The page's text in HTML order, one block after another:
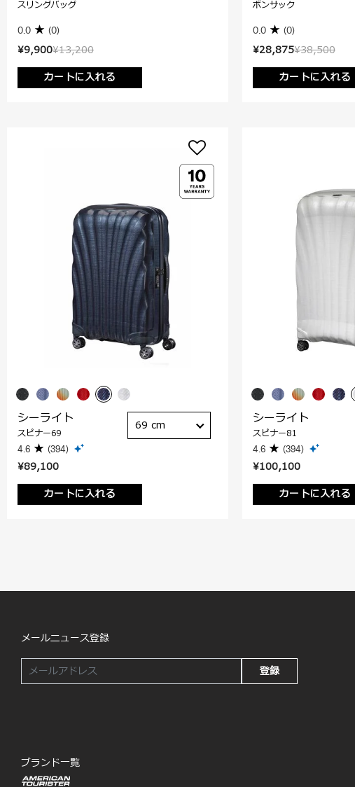
¥13,200
¥9,900
カートに入れる
スリングバッグ
0.0 (0)
¥38,500
¥28,875
カートに入れる
ボンサック
0.0 (0)
¥89,100
カートに入れる
シーライト
スピナー69
4.6 (394)
69 cm
¥100,100
カートに入れる
シーライト
スピナー81
4.6 (394)
メールニュース登録
登録
ブランド一覧